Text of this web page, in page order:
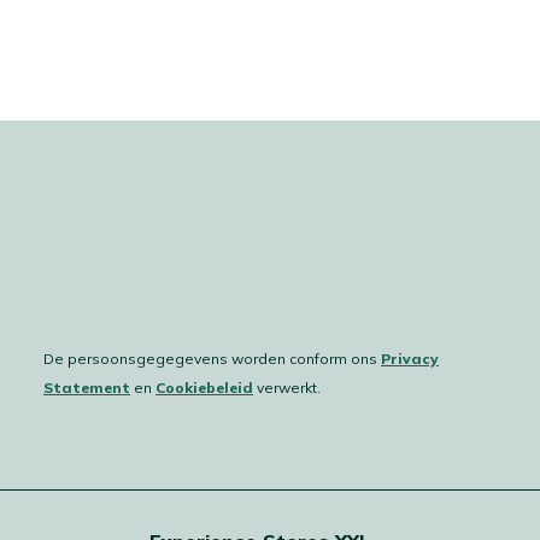
De persoonsgegegevens worden conform ons Privacy
Statement en Cookiebeleid verwerkt.